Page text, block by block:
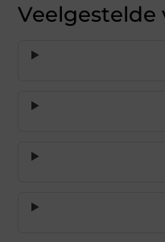
Veelgestelde